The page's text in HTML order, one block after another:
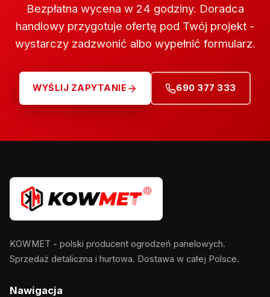
Bezpłatna wycena w 24 godziny. Doradca
handlowy przygotuje ofertę pod Twój projekt -
wystarczy zadzwonić albo wypełnić formularz.
WYŚLIJ ZAPYTANIE 690 377 333
KOWMET - polski producent ogrodzeń panelowych.
Sprzedaż detaliczna i hurtowa. Dostawa w całej Polsce.
Nawigacja